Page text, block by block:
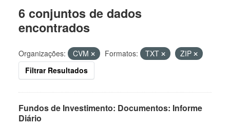
6 conjuntos de dados
encontrados
Organizações: CVM Formatos: TXT
ZIP
Filtrar Resultados
Fundos de Investimento: Documentos: Informe
Diário